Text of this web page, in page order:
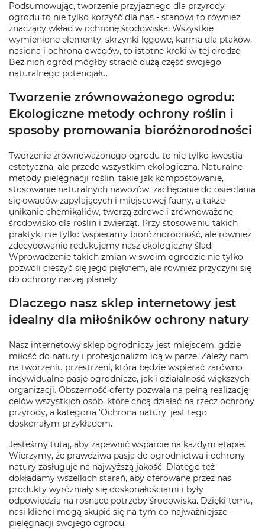
Podsumowując, tworzenie przyjaznego dla przyrody
ogrodu to nie tylko korzyść dla nas - stanowi to również
znaczący wkład w ochronę środowiska. Wszystkie
wymienione elementy, skrzynki lęgowe, karma dla ptaków,
nasiona i ochrona owadów, to istotne kroki w tej drodze.
Bez nich ogród mógłby stracić dużą część swojego
naturalnego potencjału.
Tworzenie zrównoważonego ogrodu:
Ekologiczne metody ochrony roślin i
sposoby promowania bioróżnorodności
Tworzenie zrównoważonego ogrodu to nie tylko kwestia
estetyczna, ale przede wszystkim ekologiczna. Naturalne
metody pielęgnacji roślin, takie jak kompostowanie,
stosowanie naturalnych nawozów, zachęcanie do osiedlania
się owadów zapylających i miejscowej fauny, a także
unikanie chemikaliów, tworzą zdrowe i zrównoważone
środowisko dla roślin i zwierząt. Przy stosowaniu takich
praktyk, nie tylko wspieramy bioróżnorodność, ale również
zdecydowanie redukujemy nasz ekologiczny ślad.
Wprowadzenie takich zmian w swoim ogrodzie nie tylko
pozwoli cieszyć się jego pięknem, ale również przyczyni się
do ochrony naszej planety.
Dlaczego nasz sklep internetowy jest
idealny dla miłośników ochrony natury
Nasz internetowy sklep ogrodniczy jest miejscem, gdzie
miłość do natury i profesjonalizm idą w parze. Zależy nam
na tworzeniu przestrzeni, która będzie wspierać zarówno
indywidualne pasje ogrodnicze, jak i działalność większych
organizacji. Obszerność oferty pozwala na pełną realizację
celów wszystkich osób, które chcą działać na rzecz ochrony
przyrody, a kategoria 'Ochrona natury' jest tego
doskonałym przykładem.
Jesteśmy tutaj, aby zapewnić wsparcie na każdym etapie.
Wierzymy, że prawdziwa pasja do ogrodnictwa i ochrony
natury zasługuje na najwyższą jakość. Dlatego też
dokładamy wszelkich starań, aby oferowane przez nas
produkty wyróżniały się doskonałościami i były
odpowiedzią na rosnące potrzeby środowiska. Dzięki temu,
nasi klienci mogą skupić się na tym co najważniejsze -
pielęgnacji swojego ogrodu.